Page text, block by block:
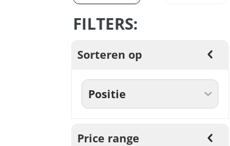
FILTERS:
Sorteren op
Price range